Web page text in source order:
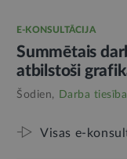
E-KONSULTĀCIJA
Summētais
atbilstoši
Šodien, Darba
Visas e-